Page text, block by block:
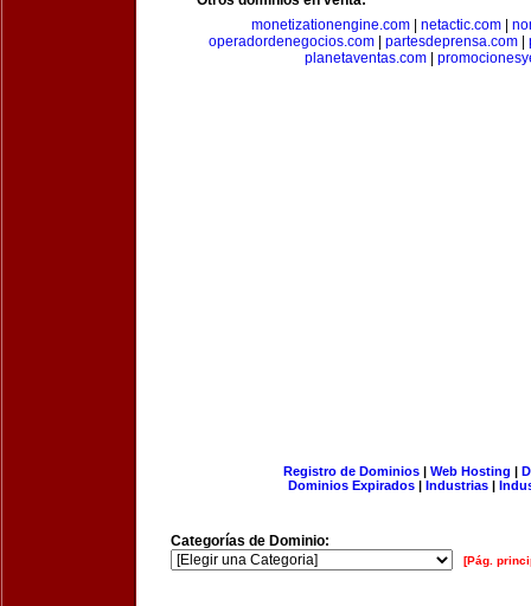
monetizationengine.com| netactic.com|
operadordenegocios.com
partesdeprensa.com
planetaventas.com
Registro de Dominios| Web Hosting |
Dominios Expirados | Industrias |
Categorías de Dominio:
[Pág.